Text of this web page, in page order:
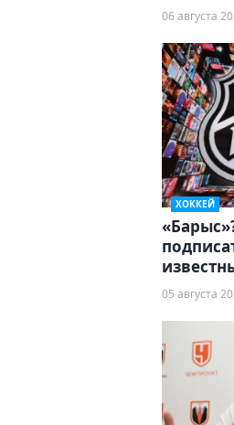
06 августа
ХОККЕЙ
05 августа